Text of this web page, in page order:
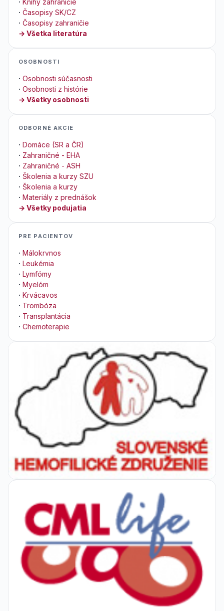
· Časopisy SK/CZ
· Časopisy zahraničie
→ Všetka literatúra
OSOBNOSTI
· Osobnosti súčasnosti
· Osobnosti z histórie
→ Všetky osobnosti
ODBORNÉ AKCIE
· Domáce (SR a ČR)
· Zahraničné - EHA
· Zahraničné - ASH
· Školenia a kurzy SZU
· Školenia a kurzy
· Materiály z prednášok
→ Všetky podujatia
PRE PACIENTOV
· Málokrvnos
· Leukémia
· Lymfómy
· Myelóm
· Krvácavos
· Trombóza
· Transplantácia
· Chemoterapie